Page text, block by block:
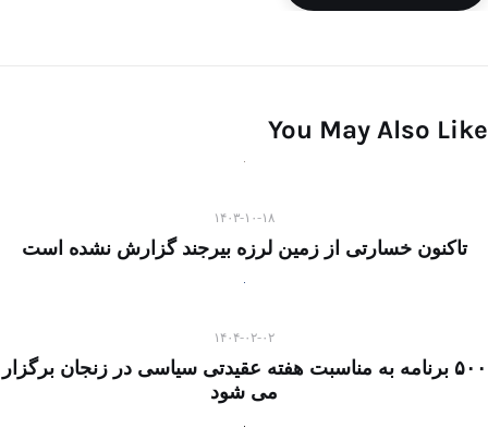
You May Also Like
۱۴۰۳-۱۰-۱۸
تاکنون خسارتی از زمین لرزه بیرجند گزارش نشده است
۱۴۰۴-۰۲-۰۲
۵۰۰ برنامه به مناسبت هفته عقیدتی سیاسی در زنجان برگزار
می شود